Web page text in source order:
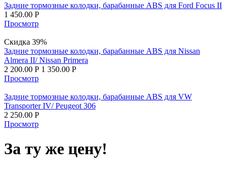
Задние тормозные колодки, барабанные ABS для Ford Focus II
1 450.00 Р
Просмотр
Скидка 39%
Задние тормозные колодки, барабанные ABS для Nissan
Almera II/ Nissan Primera
2 200.00 Р 1 350.00 Р
Просмотр
Задние тормозные колодки, барабанные ABS для VW
Transporter IV/ Peugeot 306
2 250.00 Р
Просмотр
За ту же цену!